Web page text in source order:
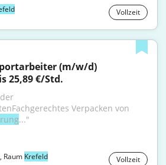
Vollzeit
(m/w/d)
25,89 €/Std.
Verpacken von
..."
Raum Krefeld Vollzeit